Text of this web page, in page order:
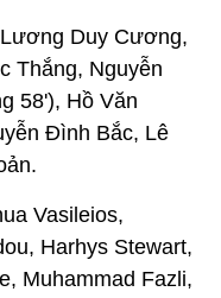
Duy Cương,
Thắng, Nguyễn
58'), Hồ Văn
Đình Bắc, Lê
Vasileios,
Harhys Stewart,
Muhammad Fazli,